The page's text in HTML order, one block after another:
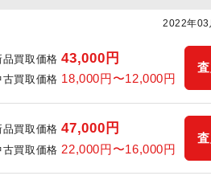
2022年03
品買取価格 43,000円
古買取価格 18,000円〜12,000円
品買取価格 47,000円
古買取価格 22,000円〜16,000円